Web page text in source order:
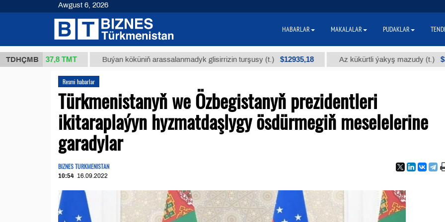
TDHÇMB
37,8 ТМТ Buýan köküniň arassalanmadyk glisirrizin turşusy (t.) $12935,18 Az kükürtli ýakyş mazudy (t.) $300
Resmi habarlar
Türkmenistanyň we Özbegistanyň prezidentleri
ikitaraplaýyn hyzmatdaşlygy ösdürmegiň meselelerine
garadylar
BIZNES TURKMENISTAN
10:54 16.09.2022
Awgust 6, 2026
HABARLAR MAKALALAR PUDAKLAR